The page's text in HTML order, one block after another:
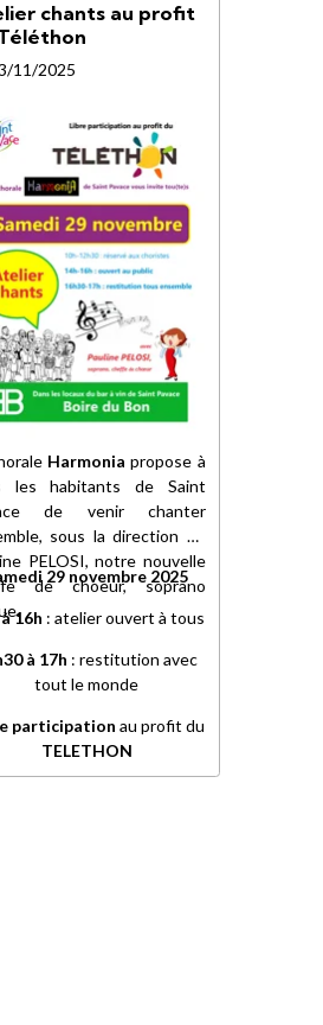
chants au profit
11/2025
Harmonia propose à
les habitants de Saint
de venir chanter
sous la direction de
PELOSI, notre nouvelle
de choeur, soprano
29 novembre 2025
16h : atelier ouvert à tous
à 17h : restitution avec
tout le monde
participation au profit du
TELETHON